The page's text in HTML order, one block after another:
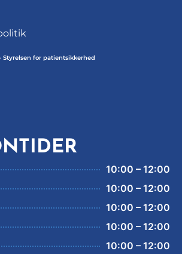
Styrelsen for patientsikkerhed
10:00 – 12:00
10:00 – 12:00
10:00 – 12:00
10:00 – 12:00
10:00 – 12:00